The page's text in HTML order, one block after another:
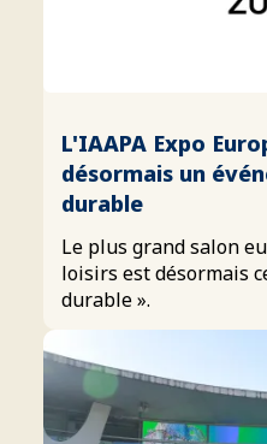
L'IAAPA Expo
désormais un
durable
Le plus grand salon
loisirs est désormais
durable ».